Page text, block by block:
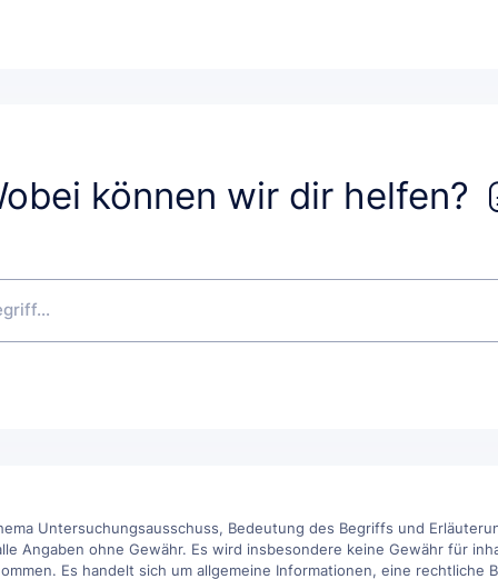
können wir dir helfen?
Untersuchungsausschuss, Bedeutung des Begriffs und
Angaben ohne Gewähr. Es wird insbesondere keine Gewähr für
Es handelt sich um allgemeine Informationen, eine rechtliche